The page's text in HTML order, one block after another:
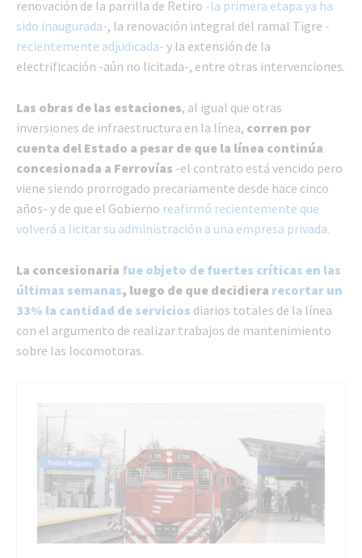
renovación de la parrilla de Retiro -la primera etapa ya ha
sido inaugurada-, la renovación integral del ramal Tigre -
recientemente adjudicada- y la extensión de la
electrificación -aún no licitada-, entre otras intervenciones.
Las obras de las estaciones, al igual que otras
inversiones de infraestructura en la línea, corren por
cuenta del Estado a pesar de que la línea continúa
concesionada a Ferrovías -el contrato está vencido pero
viene siendo prorrogado precariamente desde hace cinco
años- y de que el Gobierno reafirmó recientemente que
volverá a licitar su administración a una empresa privada.
La concesionaria fue objeto de fuertes críticas en las
últimas semanas, luego de que decidiera recortar un
33% la cantidad de servicios diarios totales de la línea
con el argumento de realizar trabajos de mantenimiento
sobre las locomotoras.